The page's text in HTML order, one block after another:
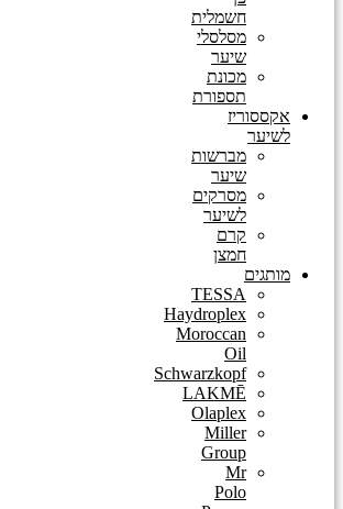
חשמלית
מסלסלי
שיער
מכונת
תספורת
אקססוריז
לשיער
מברשות
שיער
מסרקים
לשיער
קרם
חמצן
מותגים
TESSA
Haydroplex
Moroccan
Oil
Schwarzkopf
LAKMĒ
Olaplex
Miller
Group
Mr
Polo